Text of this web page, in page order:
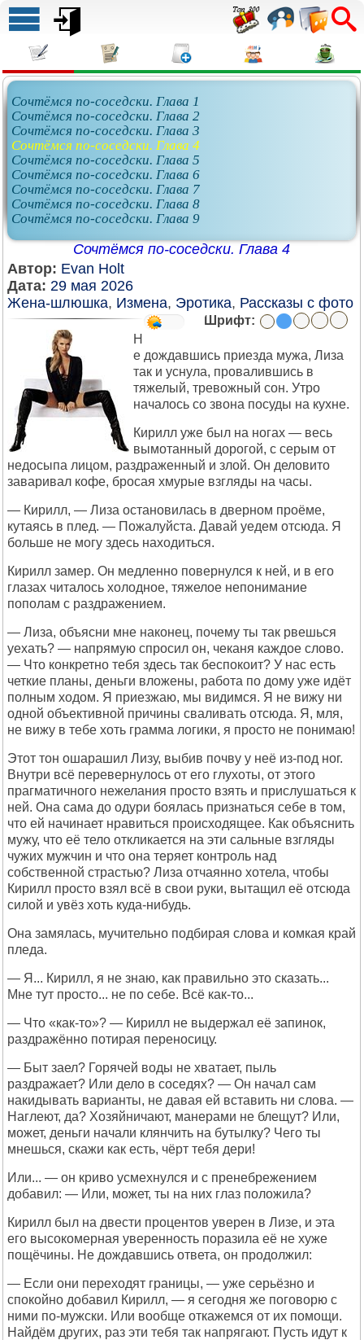
Сочтёмся по-соседски. Глава 1
Сочтёмся по-соседски. Глава 2
Сочтёмся по-соседски. Глава 3
Сочтёмся по-соседски. Глава 4
Сочтёмся по-соседски. Глава 5
Сочтёмся по-соседски. Глава 6
Сочтёмся по-соседски. Глава 7
Сочтёмся по-соседски. Глава 8
Сочтёмся по-соседски. Глава 9
Сочтёмся по-соседски. Глава 4
Автор: Evan Holt
Дата: 29 мая 2026
Жена-шлюшка, Измена, Эротика, Рассказы с фото
Шрифт:
Н
е дождавшись приезда мужа, Лиза
так и уснула, провалившись в
тяжелый, тревожный сон. Утро
началось со звона посуды на кухне.
Кирилл уже был на ногах — весь
вымотанный дорогой, с серым от
недосыпа лицом, раздраженный и злой. Он деловито
заваривал кофе, бросая хмурые взгляды на часы.
— Кирилл, — Лиза остановилась в дверном проёме,
кутаясь в плед. — Пожалуйста. Давай уедем отсюда. Я
больше не могу здесь находиться.
Кирилл замер. Он медленно повернулся к ней, и в его
глазах читалось холодное, тяжелое непонимание
пополам с раздражением.
— Лиза, объясни мне наконец, почему ты так рвешься
уехать? — напрямую спросил он, чеканя каждое слово.
— Что конкретно тебя здесь так беспокоит? У нас есть
четкие планы, деньги вложены, работа по дому уже идёт
полным ходом. Я приезжаю, мы видимся. Я не вижу ни
одной объективной причины сваливать отсюда. Я, мля,
не вижу в тебе хоть грамма логики, я просто не понимаю!
Этот тон ошарашил Лизу, выбив почву у неё из-под ног.
Внутри всё перевернулось от его глухоты, от этого
прагматичного нежелания просто взять и прислушаться к
ней. Она сама до одури боялась признаться себе в том,
что ей начинает нравиться происходящее. Как объяснить
мужу, что её тело откликается на эти сальные взгляды
чужих мужчин и что она теряет контроль над
собственной страстью? Лиза отчаянно хотела, чтобы
Кирилл просто взял всё в свои руки, вытащил её отсюда
силой и увёз хоть куда-нибудь.
Она замялась, мучительно подбирая слова и комкая край
пледа.
— Я... Кирилл, я не знаю, как правильно это сказать...
Мне тут просто... не по себе. Всё как-то...
— Что «как-то»? — Кирилл не выдержал её запинок,
раздражённо потирая переносицу.
— Быт заел? Горячей воды не хватает, пыль
раздражает? Или дело в соседях? — Он начал сам
накидывать варианты, не давая ей вставить ни слова. —
Наглеют, да? Хозяйничают, манерами не блещут? Или,
может, деньги начали клянчить на бутылку? Чего ты
мнешься, скажи как есть, чёрт тебя дери!
Или... — он криво усмехнулся и с пренебрежением
добавил: — Или, может, ты на них глаз положила?
Кирилл был на двести процентов уверен в Лизе, и эта
его высокомерная уверенность поразила её не хуже
пощёчины. Не дождавшись ответа, он продолжил:
— Если они переходят границы, — уже серьёзно и
спокойно добавил Кирилл, — я сегодня же поговорю с
ними по-мужски. Или вообще откажемся от их помощи.
Найдём других, раз эти тебя так напрягают. Пусть идут к